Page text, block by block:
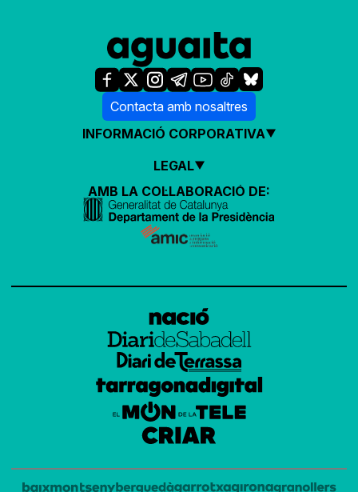
Contacta amb nosaltres
INFORMACIÓ CORPORATIVA
LEGAL
AMB LA COL·LABORACIÓ DE: